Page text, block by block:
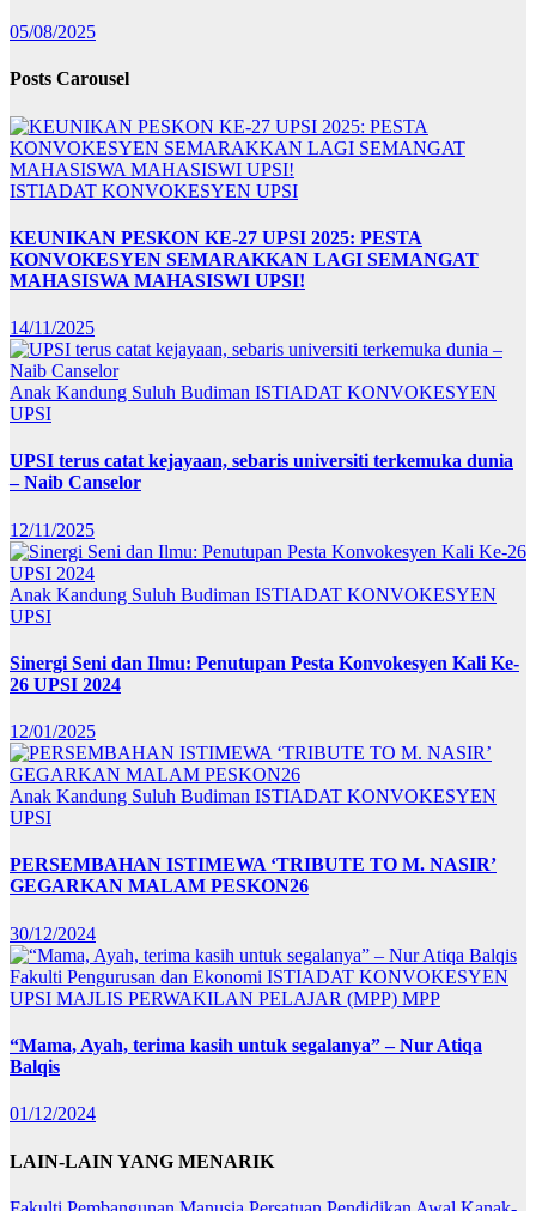
05/08/2025
Posts Carousel
ISTIADAT KONVOKESYEN UPSI
KEUNIKAN PESKON KE-27 UPSI 2025: PESTA
KONVOKESYEN SEMARAKKAN LAGI SEMANGAT
MAHASISWA MAHASISWI UPSI!
14/11/2025
Anak Kandung Suluh Budiman ISTIADAT KONVOKESYEN
UPSI
UPSI terus catat kejayaan, sebaris universiti terkemuka dunia
– Naib Canselor
12/11/2025
Anak Kandung Suluh Budiman ISTIADAT KONVOKESYEN
UPSI
Sinergi Seni dan Ilmu: Penutupan Pesta Konvokesyen Kali Ke-
26 UPSI 2024
12/01/2025
Anak Kandung Suluh Budiman ISTIADAT KONVOKESYEN
UPSI
PERSEMBAHAN ISTIMEWA ‘TRIBUTE TO M. NASIR’
GEGARKAN MALAM PESKON26
30/12/2024
Fakulti Pengurusan dan Ekonomi ISTIADAT KONVOKESYEN
UPSI MAJLIS PERWAKILAN PELAJAR (MPP) MPP
“Mama, Ayah, terima kasih untuk segalanya” – Nur Atiqa
Balqis
01/12/2024
LAIN-LAIN YANG MENARIK